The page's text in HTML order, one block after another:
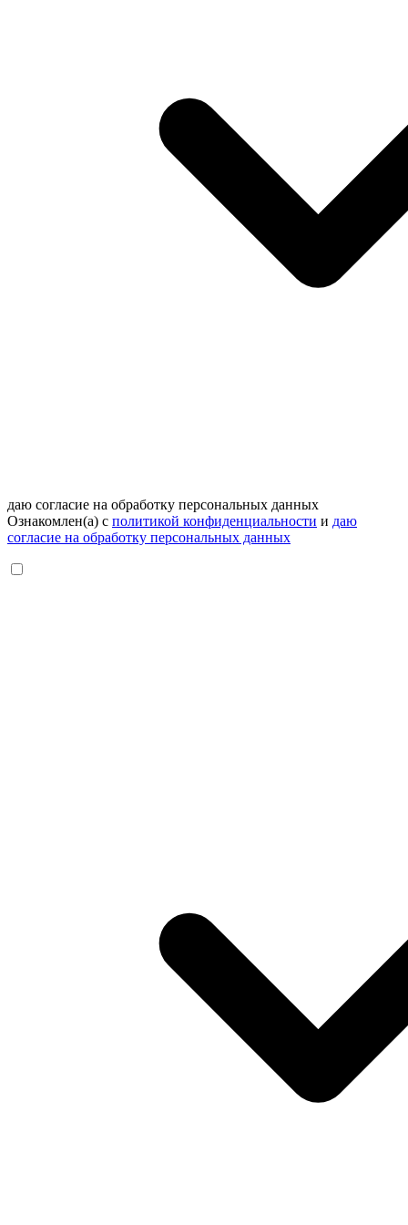
даю согласие на обработку персональных данных
Ознакомлен(а) с политикой конфиденциальности и даю
согласие на обработку персональных данных